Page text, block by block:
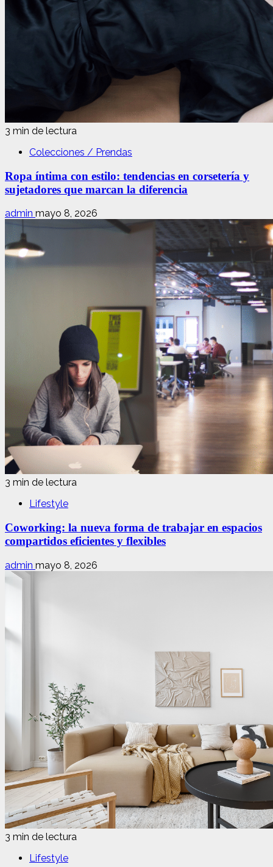
3 min de lectura
Colecciones / Prendas
Ropa íntima con estilo: tendencias en corsetería y
sujetadores que marcan la diferencia
admin mayo 8, 2026
3 min de lectura
Lifestyle
Coworking: la nueva forma de trabajar en espacios
compartidos eficientes y flexibles
admin mayo 8, 2026
3 min de lectura
Lifestyle